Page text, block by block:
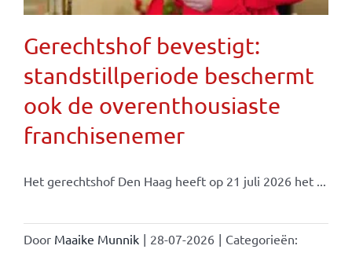
Gerechtshof bevestigt:
standstillperiode beschermt
ook de overenthousiaste
franchisenemer
Het gerechtshof Den Haag heeft op 21 juli 2026 het ...
Door Maaike Munnik | 28-07-2026 | Categorieën: